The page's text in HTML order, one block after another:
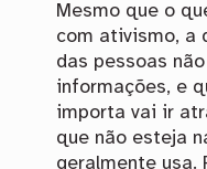
Mesmo que o
com ativismo, a
das pessoas
informações, e
importa vai ir
que não esteja
geralmente usa.